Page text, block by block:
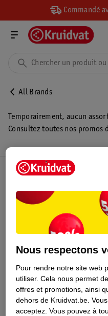
Commandé
All Brands
Temporairement, aucun
Consultez toutes nos promos
Nous respectons
Pour rendre notre site web
utiliser. Cela nous permet
offres et promotions, ainsi
dehors de Kruidvat.be.
acceptez. Vous pouvez à